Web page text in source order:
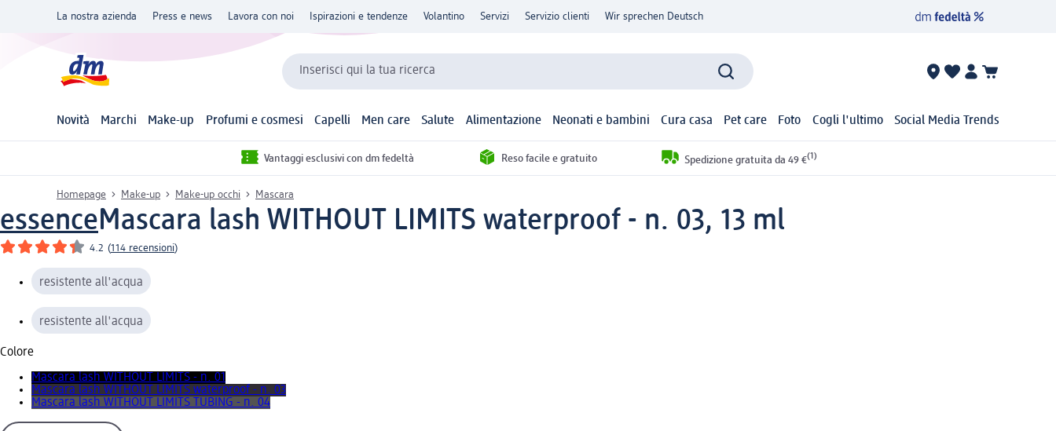
La nostra azienda Press e news Lavora con noi Ispirazioni e tendenze Volantino Servizi Servizio clienti Wir sprechen Deutsch
Inserisci qui la tua ricerca
Novità Marchi Make-up Profumi e cosmesi Capelli Men care Salute Alimentazione Neonati e bambini Cura casa Pet care Foto Cogli l'ultimo Social Media Trends
Vantaggi esclusivi con dm fedeltà Reso facile e gratuito Spedizione gratuita da 49 €(1)
Homepage Make-up Make-up occhi Mascara
essenceMascara lash WITHOUT LIMITS waterproof - n. 03, 13 ml
4.2 (114 recensioni)
resistente all'acqua
resistente all'acqua
Colore
Mascara lash WITHOUT LIMITS - n. 01
Mascara lash WITHOUT LIMITS waterproof - n. 03
Mascara lash WITHOUT LIMITS TUBING - n. 04